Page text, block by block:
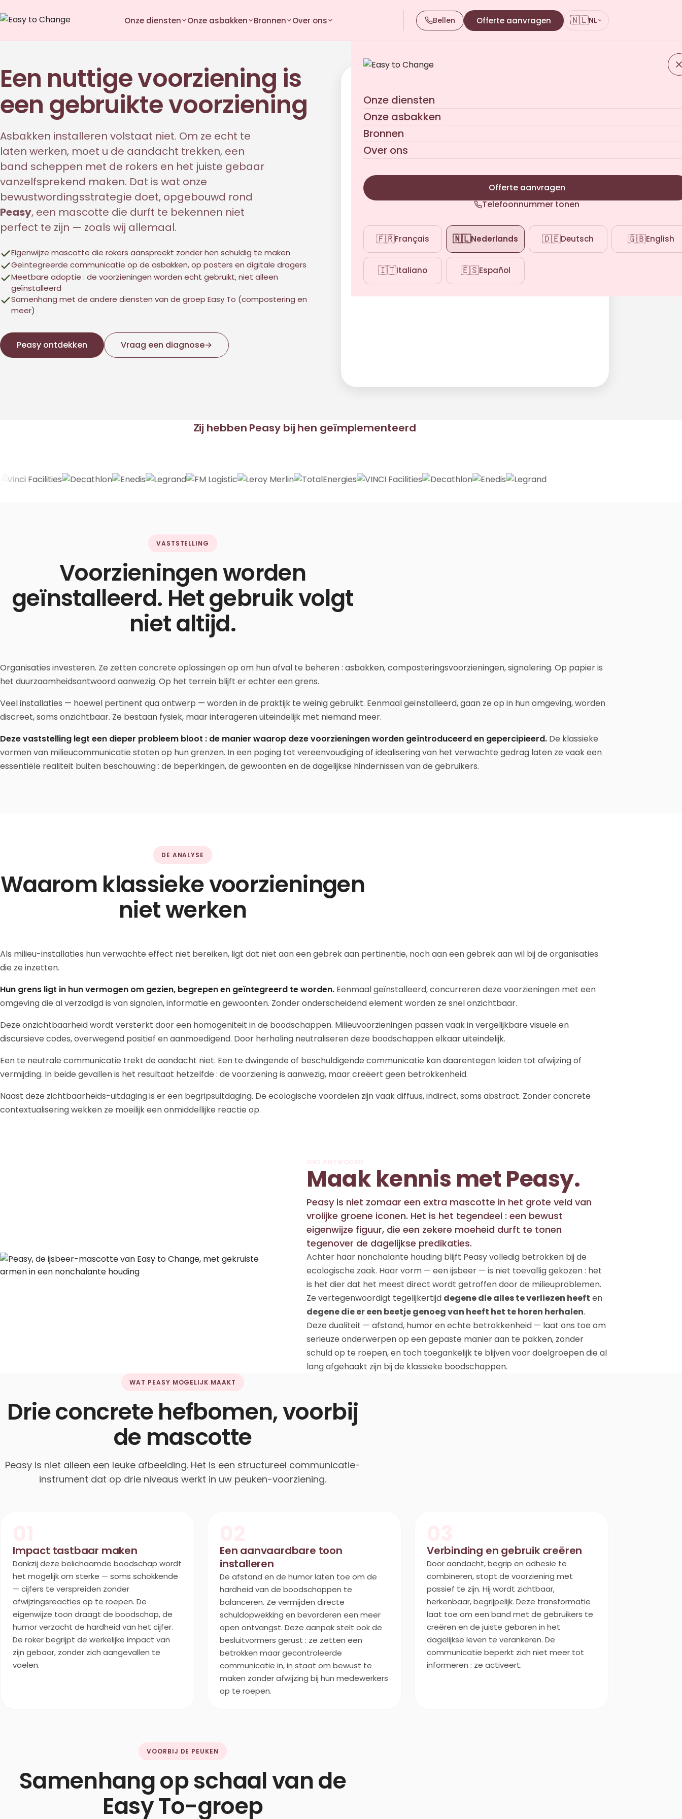
Onze diensten Onze asbakken Bronnen Over ons Bellen Offerte aanvragen 🇳🇱NL
Onze diensten
Onze asbakken
Bronnen
Over ons
Offerte aanvragen
Telefoonnummer tonen
🇫🇷Français 🇳🇱Nederlands 🇩🇪Deutsch 🇬🇧English
🇮🇹Italiano 🇪🇸Español
Een nuttige voorziening is
een gebruikte voorziening
Asbakken installeren volstaat niet. Om ze echt te
laten werken, moet u de aandacht trekken, een
band scheppen met de rokers en het juiste gebaar
vanzelfsprekend maken. Dat is wat onze
bewustwordingsstrategie doet, opgebouwd rond
Peasy, een mascotte die durft te bekennen niet
perfect te zijn — zoals wij allemaal.
Eigenwijze mascotte die rokers aanspreekt zonder hen schuldig te maken
Geïntegreerde communicatie op de asbakken, op posters en digitale dragers
Meetbare adoptie : de voorzieningen worden echt gebruikt, niet alleen
geïnstalleerd
Samenhang met de andere diensten van de groep Easy To (compostering en
meer)
Peasy ontdekken Vraag een diagnose→
Vrijblijvend · Antwoord binnen 24 werkuren
Zij hebben Peasy bij hen geïmplementeerd
VASTSTELLING
Voorzieningen worden
geïnstalleerd. Het gebruik volgt
niet altijd.
Organisaties investeren. Ze zetten concrete oplossingen op om hun afval te beheren : asbakken, composteringsvoorzieningen, signalering. Op papier is
het duurzaamheidsantwoord aanwezig. Op het terrein blijft er echter een grens.
Veel installaties — hoewel pertinent qua ontwerp — worden in de praktijk te weinig gebruikt. Eenmaal geïnstalleerd, gaan ze op in hun omgeving, worden
discreet, soms onzichtbaar. Ze bestaan fysiek, maar interageren uiteindelijk met niemand meer.
Deze vaststelling legt een dieper probleem bloot : de manier waarop deze voorzieningen worden geïntroduceerd en gepercipieerd. De klassieke
vormen van milieucommunicatie stoten op hun grenzen. In een poging tot vereenvoudiging of idealisering van het verwachte gedrag laten ze vaak een
essentiële realiteit buiten beschouwing : de beperkingen, de gewoonten en de dagelijkse hindernissen van de gebruikers.
DE ANALYSE
Waarom klassieke voorzieningen
niet werken
Als milieu-installaties hun verwachte effect niet bereiken, ligt dat niet aan een gebrek aan pertinentie, noch aan een gebrek aan wil bij de organisaties
die ze inzetten.
Hun grens ligt in hun vermogen om gezien, begrepen en geïntegreerd te worden. Eenmaal geïnstalleerd, concurreren deze voorzieningen met een
omgeving die al verzadigd is van signalen, informatie en gewoonten. Zonder onderscheidend element worden ze snel onzichtbaar.
Deze onzichtbaarheid wordt versterkt door een homogeniteit in de boodschappen. Milieuvoorzieningen passen vaak in vergelijkbare visuele en
discursieve codes, overwegend positief en aanmoedigend. Door herhaling neutraliseren deze boodschappen elkaar uiteindelijk.
Een te neutrale communicatie trekt de aandacht niet. Een te dwingende of beschuldigende communicatie kan daarentegen leiden tot afwijzing of
vermijding. In beide gevallen is het resultaat hetzelfde : de voorziening is aanwezig, maar creëert geen betrokkenheid.
Naast deze zichtbaarheids-uitdaging is er een begripsuitdaging. De ecologische voordelen zijn vaak diffuus, indirect, soms abstract. Zonder concrete
contextualisering wekken ze moeilijk een onmiddellijke reactie op.
ONS ANTWOORD
Maak kennis met Peasy.
Peasy is niet zomaar een extra mascotte in het grote veld van
vrolijke groene iconen. Het is het tegendeel : een bewust
eigenwijze figuur, die een zekere moeheid durft te tonen
tegenover de dagelijkse predikaties.
Achter haar nonchalante houding blijft Peasy volledig betrokken bij de
ecologische zaak. Haar vorm — een ijsbeer — is niet toevallig gekozen : het
is het dier dat het meest direct wordt getroffen door de milieuproblemen.
Ze vertegenwoordigt tegelijkertijd degene die alles te verliezen heeft en
degene die er een beetje genoeg van heeft het te horen herhalen.
Deze dualiteit — afstand, humor en echte betrokkenheid — laat ons toe om
serieuze onderwerpen op een gepaste manier aan te pakken, zonder
schuld op te roepen, en toch toegankelijk te blijven voor doelgroepen die al
lang afgehaakt zijn bij de klassieke boodschappen.
WAT PEASY MOGELIJK MAAKT
Drie concrete hefbomen, voorbij
de mascotte
Peasy is niet alleen een leuke afbeelding. Het is een structureel communicatie-
instrument dat op drie niveaus werkt in uw peuken-voorziening.
Impact tastbaar maken
Dankzij deze belichaamde boodschap wordt
het mogelijk om sterke — soms schokkende
— cijfers te verspreiden zonder
afwijzingsreacties op te roepen. De
eigenwijze toon draagt de boodschap, de
humor verzacht de hardheid van het cijfer.
De roker begrijpt de werkelijke impact van
zijn gebaar, zonder zich aangevallen te
voelen.
Een aanvaardbare toon
installeren
De afstand en de humor laten toe om de
hardheid van de boodschappen te
balanceren. Ze vermijden directe
schuldopwekking en bevorderen een meer
open ontvangst. Deze aanpak stelt ook de
besluitvormers gerust : ze zetten een
betrokken maar gecontroleerde
communicatie in, in staat om bewust te
maken zonder afwijzing bij hun medewerkers
op te roepen.
Verbinding en gebruik creëren
Door aandacht, begrip en adhesie te
combineren, stopt de voorziening met
passief te zijn. Hij wordt zichtbaar,
herkenbaar, begrijpelijk. Deze transformatie
laat toe om een band met de gebruikers te
creëren en de juiste gebaren in het
dagelijkse leven te verankeren. De
communicatie beperkt zich niet meer tot
informeren : ze activeert.
VOORBIJ DE PEUKEN
Samenhang op schaal van de
Easy To-groep